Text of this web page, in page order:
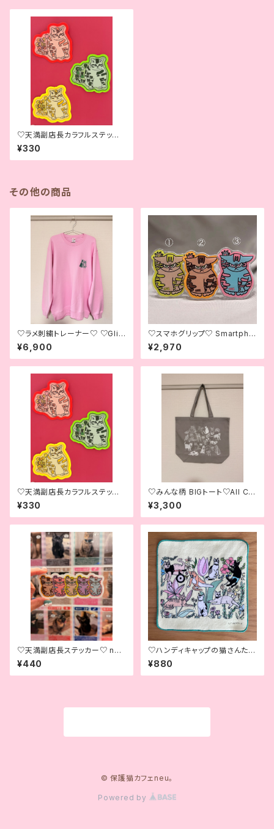
♡天満副店長カラフルステッカ
ー♡Colorful Tenma, Our A
ssistant Manager Sticker♡
¥330
その他の商品
♡ラメ刺繍トレーナー♡ ♡Glitt
er Embroidered Sweatshirt
♡
¥6,900
♡スマホグリップ♡ Smartpho
ne Grip♡
¥2,970
♡天満副店長カラフルステッカ
ー♡Colorful Tenma, Our A
ssistant Manager Sticker♡
¥330
♡みんな柄 BIGトート♡All Cat
s BIG Tote Bag♡
¥3,300
♡天満副店長ステッカー♡ ne
u. Assistant Manager Stick
er♡
¥440
♡ハンディキャップの猫さんたち
のハンカチ♡ ♡Special Ne
eds Cats Handkerchief♡
¥880
© 保護猫カフェneu。
Powered by